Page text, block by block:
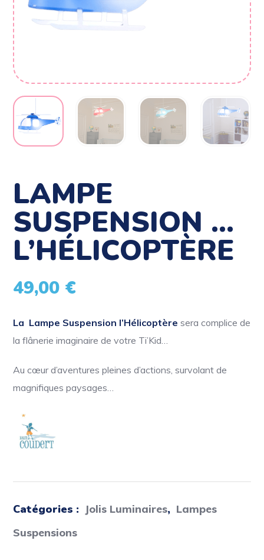
LAMPE
SUSPENSION …
L’HÉLICOPTÈRE
49,00 €
La Lampe Suspension l’Hélicoptèresera complice de
la flânerie imaginaire de votre Ti’Kid…
Au cœur d’aventures pleines d’actions, survolant de
magnifiques paysages…
Catégories : Jolis Luminaires, Lampes
Suspensions